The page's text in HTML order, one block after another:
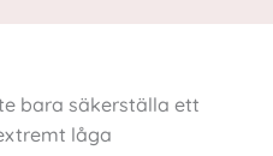
bara säkerställa ett
låga